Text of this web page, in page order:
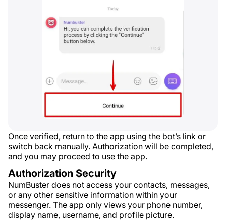
Once verified, return to the app using the bot’s link or
switch back manually. Authorization will be completed,
and you may proceed to use the app.
Authorization Security
NumBuster does not access your contacts, messages,
or any other sensitive information within your
messenger. The app only views your phone number,
display name, username, and profile picture.